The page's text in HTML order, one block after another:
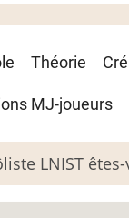
Théorie
MJ-joueurs
LNIST